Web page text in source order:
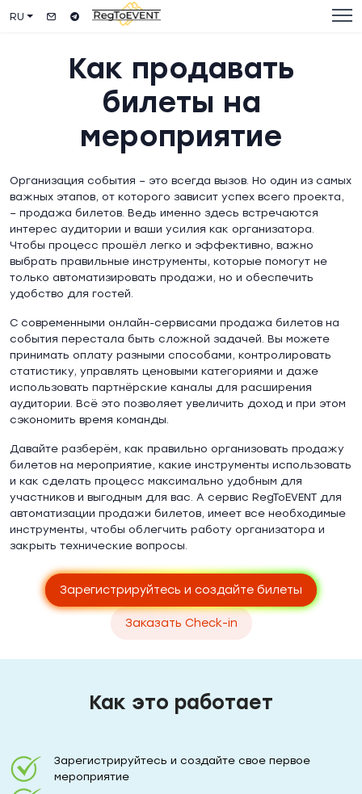
RU
Как продавать
билеты на
мероприятие
Организация события – это всегда вызов. Но один из самых
важных этапов, от которого зависит успех всего проекта,
– продажа билетов. Ведь именно здесь встречаются
интерес аудитории и ваши усилия как организатора.
Чтобы процесс прошёл легко и эффективно, важно
выбрать правильные инструменты, которые помогут не
только автоматизировать продажи, но и обеспечить
удобство для гостей.
С современными онлайн-сервисами продажа билетов на
события перестала быть сложной задачей. Вы можете
принимать оплату разными способами, контролировать
статистику, управлять ценовыми категориями и даже
использовать партнёрские каналы для расширения
аудитории. Всё это позволяет увеличить доход и при этом
сэкономить время команды.
Давайте разберём, как правильно организовать продажу
билетов на мероприятие, какие инструменты использовать
и как сделать процесс максимально удобным для
участников и выгодным для вас. А сервис RegToEVENT для
автоматизации продажи билетов, имеет все необходимые
инструменты, чтобы облегчить работу организатора и
закрыть технические вопросы.
Зарегистрируйтесь и создайте билеты
Заказать Check-in
Как это работает
Зарегистрируйтесь и создайте свое первое
мероприятие